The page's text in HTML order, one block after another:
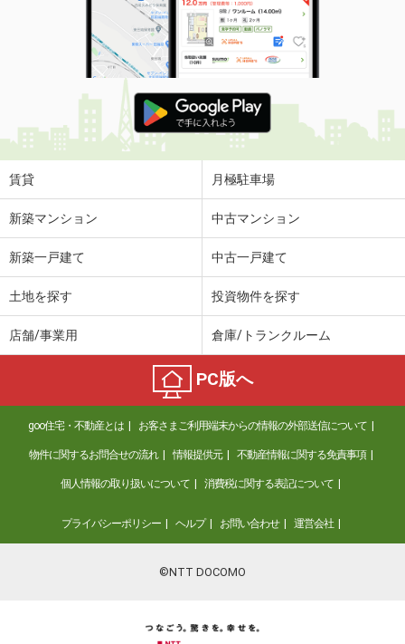
賃貸 月極駐車場
新築マンション 中古マンション
新築一戸建て 中古一戸建て
土地を探す 投資物件を探す
店舗/事業用 倉庫/トランクルーム
PC版へ
goo住宅・不動産とは お客さまご利用端末からの情報の外部送信について
物件に関するお問合せの流れ 情報提供元 不動産情報に関する免責事項
個人情報の取り扱いについて 消費税に関する表記について
プライバシーポリシー ヘルプ お問い合わせ 運営会社
©NTT DOCOMO